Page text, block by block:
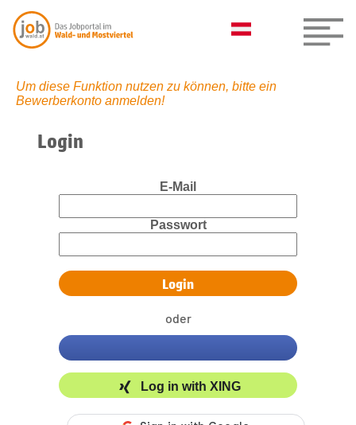
Um diese Funktion nutzen zu können, bitte ein
Bewerberkonto anmelden!
Login
E-Mail
Passwort
oder
Log in with XING